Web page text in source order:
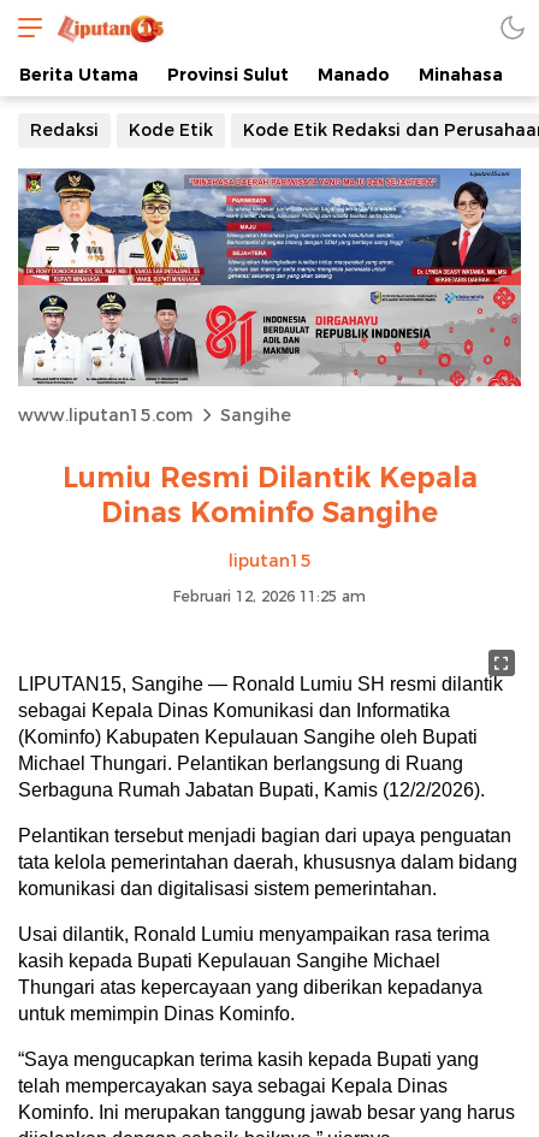
Berita Utama Provinsi Sulut Manado Minahasa
Redaksi Kode Etik Kode Etik Redaksi dan
www.liputan15.com Sangihe
Lumiu Resmi Dilantik Kepala
Dinas Kominfo Sangihe
liputan15
Februari 12, 2026 11:25 am
LIPUTAN15, Sangihe — Ronald Lumiu SH resmi dilantik
sebagai Kepala Dinas Komunikasi dan Informatika
(Kominfo) Kabupaten Kepulauan Sangihe oleh Bupati
Michael Thungari. Pelantikan berlangsung di Ruang
Serbaguna Rumah Jabatan Bupati, Kamis (12/2/2026).
Pelantikan tersebut menjadi bagian dari upaya penguatan
tata kelola pemerintahan daerah, khususnya dalam bidang
komunikasi dan digitalisasi sistem pemerintahan.
Usai dilantik, Ronald Lumiu menyampaikan rasa terima
kasih kepada Bupati Kepulauan Sangihe Michael
Thungari atas kepercayaan yang diberikan kepadanya
untuk memimpin Dinas Kominfo.
“Saya mengucapkan terima kasih kepada Bupati yang
telah mempercayakan saya sebagai Kepala Dinas
Kominfo. Ini merupakan tanggung jawab besar yang harus